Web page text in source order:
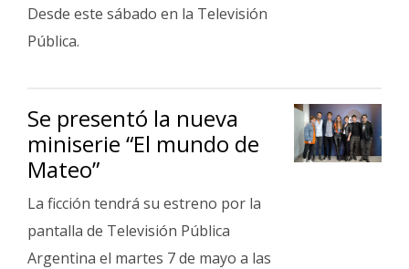
Desde este sábado en la Televisión
Pública.
Se presentó la nueva
miniserie “El mundo de
Mateo”
La ficción tendrá su estreno por la
pantalla de Televisión Pública
Argentina el martes 7 de mayo a las